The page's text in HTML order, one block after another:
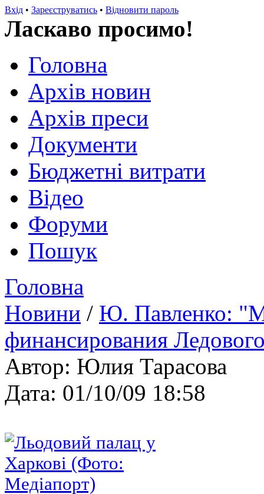
Вхід • Зареєструватись • Відновити пароль
Ласкаво просимо!
Головна
Архів новин
Архів преси
Документи
Бюджетні витрати
Відео
Форуми
Пошук
Головна
Новини / Ю. Павленко:
финансирования
Автор: Юлия Тарасова
Дата: 01/10/09 18:58